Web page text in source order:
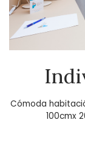
Cómoda
100cmx